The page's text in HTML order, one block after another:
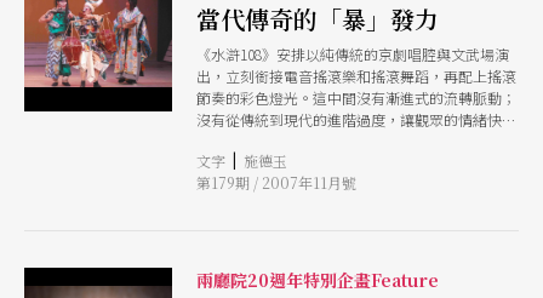
當代傳奇的「暴」發力
《水滸108》安排以純傳統的京劇唱腔與文武場演
出，立刻銜接電音搖滾樂和搖滾舞蹈，再配上搖滾
節奏的彩色燈光。這中間沒有漸進式的流轉脈動；
沒有從傳統到現代的進階過度，讓觀眾的情緒快速
效果。
文字 | 施德玉
第179期 / 2007年11月號
兩廳院20週年特別企畫Feature